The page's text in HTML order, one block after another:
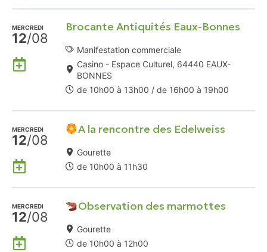
Agenda
Google
MERCREDI
12/08
Brocante Antiquités Eaux-Bonnes
Manifestation commerciale
Casino - Espace Culturel, 64440 EAUX-
BONNES
de 10h00 à 13h00 / de 16h00 à 19h00
Ajouter
Agenda
Google
MERCREDI
12/08
A la rencontre des Edelweiss
Gourette
de 10h00 à 11h30
Ajouter
mon
Agenda
Google
MERCREDI
12/08
Observation des marmottes
Gourette
de 10h00 à 12h00
Ajouter